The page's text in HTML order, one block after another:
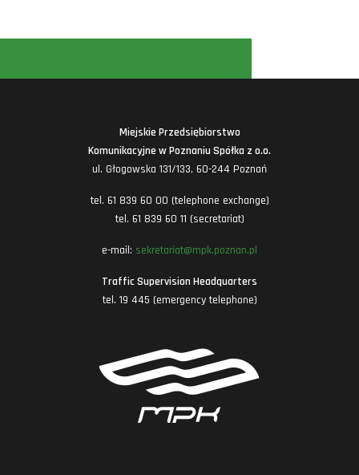
Miejskie Przedsiębiorstwo
Komunikacyjne w Poznaniu Spółka z o.o.
ul. Głogowska 131/133, 60-244 Poznań
tel. 61 839 60 00 (telephone exchange)
tel. 61 839 60 11 (secretariat)
e-mail: sekretariat@mpk.poznan.pl
Traffic Supervision Headquarters
tel. 19 445 (emergency telephone)